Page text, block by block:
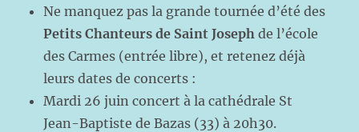
Ne manquez pas la grande tournée d’été des
Petits Chanteurs de Saint Josephde l’école
des Carmes (entrée libre), et retenez déjà
leurs dates de concerts :
Mardi 26 juin concert à la cathédrale St
Jean-Baptiste de Bazas (33) à 20h30.